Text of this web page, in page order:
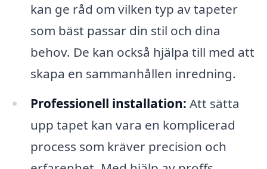
kan ge råd om vilken typ av tapeter
som bäst passar din stil och dina
behov. De kan också hjälpa till med att
skapa en sammanhållen inredning.
Professionell installation: Att sätta
upp tapet kan vara en komplicerad
process som kräver precision och